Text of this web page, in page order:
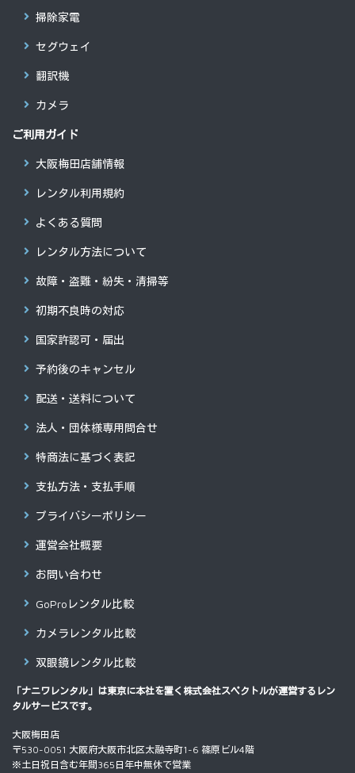
掃除家電
セグウェイ
翻訳機
カメラ
ご利用ガイド
大阪梅田店舗情報
レンタル利用規約
よくある質問
レンタル方法について
故障・盗難・紛失・清掃等
初期不良時の対応
国家許認可・届出
予約後のキャンセル
配送・送料について
法人・団体様専用問合せ
特商法に基づく表記
支払方法・支払手順
プライバシーポリシー
運営会社概要
お問い合わせ
GoProレンタル比較
カメラレンタル比較
双眼鏡レンタル比較
「ナニワレンタル」は東京に本社を置く 株式会社スペクトルが運営するレン
タルサービスです。
大阪梅田店
〒530-0051 大阪府大阪市北区太融寺町1-6 篠原ビル4階
※土日祝日含む年間365日年中無休で営業